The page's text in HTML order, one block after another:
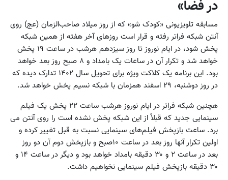
در فضا»
مسابقه تلویزیونی «کودک شو» که از روز میلاد صاحب‌الزمان (عج) روی
آنتن شبکه فراتر رفته و قرار است روزهای آخر هفته از همین شبکه
پخش شود، در ایام نوروز تا روز سیزدهم هرشب در ساعت ۱۹ پخش
خواهد شد و تکرار آن در ساعات یک بامداد و ۸ صبح روز بعد خواهد
بود. این برنامه یک کلاکت ویژه برای تحویل سال ۱۴۰۲ تدارک دیده که
در روز دوشنبه، ۲۹ اسفند همزمان با شبکه نسیم پخش خواهد شد.
هچنین شبکه فراتر در ایام نوروز هرشب ساعت ۲۲ پخش یک فیلم
سینمایی جدید که قبلاً از این شبکه پخش نشده است را روی آنتن می
برد. ساعت بازپخش فیلم‌های سینمایی نسبت به قبل تغییر کرده و
اولین تکرار آنها روز بعد در ساعت ۱۰صبح و بازپخش دوم آن دو روز
بعد در ساعت ۲ و ۳۰ دقیقه بامداد خواهد بود و دیگر در ساعت ۱۴ و
۳۰ دقیقه بازپخش فیلم سینمایی نخواهیم داشت.